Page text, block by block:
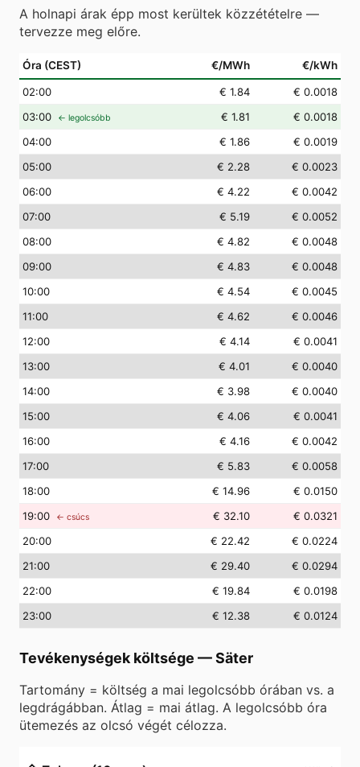
A holnapi árak épp most kerültek közzétételre —
tervezze meg előre.
Óra (CEST) €/MWh €/kWh
02:00 € 1.84
€ 0.0018
03:00 ← legolcsóbb € 1.81
€ 0.0018
04:00 € 1.86
€ 0.0019
05:00 € 2.28
€ 0.0023
06:00 € 4.22
€ 0.0042
07:00 € 5.19
€ 0.0052
08:00 € 4.82
€ 0.0048
09:00 € 4.83
€ 0.0048
10:00 € 4.54
€ 0.0045
11:00 € 4.62
€ 0.0046
12:00 € 4.14
€ 0.0041
13:00 € 4.01
€ 0.0040
14:00 € 3.98
€ 0.0040
15:00 € 4.06
€ 0.0041
16:00 € 4.16
€ 0.0042
17:00 € 5.83
€ 0.0058
18:00 € 14.96
€ 0.0150
19:00 ← csúcs € 32.10
€ 0.0321
20:00 € 22.42
€ 0.0224
21:00 € 29.40
€ 0.0294
22:00 € 19.84
€ 0.0198
23:00 € 12.38 € 0.0124
Tevékenységek költsége —Säter
Tartomány = költség a mai legolcsóbb órában vs. a
legdrágábban. Átlag = mai átlag. A legolcsóbb óra
ütemezés az olcsó végét célozza.